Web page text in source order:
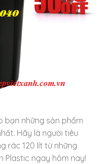
bạn những sản phẩm
Hãy là người tiêu
rác 120 lít từ những
Plastic ngay hôm nay!